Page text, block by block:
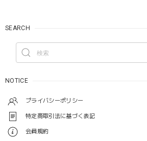
SEARCH
NOTICE
プライバシーポリシー
特定商取引法に基づく表記
会員規約